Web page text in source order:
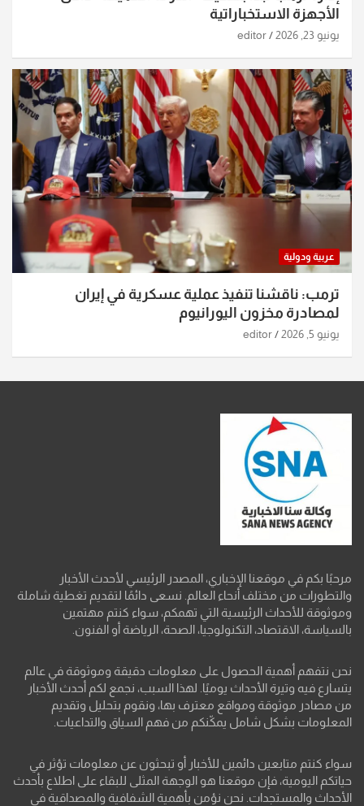
الأجهزة الاستخباراتية
يونيو 23, 2026 editor
عربية ودولية
ترمب: ناقشنا تنفيذ عملية عسكرية في إيران
لمصادرة مخزون اليورانيوم
يونيو 5, 2026 editor
مرحبًا بكم في موقعنا الإخباري، المصدر الرئيسي لأحدث الأخبار
والتطورات من مختلف أنحاء العالم. نسعى دائمًا لتقديم تغطية شاملة
وموثوقة للأحداث الرئيسية التي تهمكم، سواء كنتم مهتمين
بالسياسة، الاقتصاد، التكنولوجيا، الصحة، الرياضة أو الفنون.
نحن نتفهم أهمية الحصول على معلومات دقيقة وموثوقة في عالم
يتسارع فيه وتيرة الأحداث يوميًا. لهذا السبب، نجمع لكم أحدث الأخبار
من مصادر موثوقة ومواقع معترف بها، ونقوم بتحليل وتقديم
المعلومات بشكل شامل يمكّنكم من فهم السياق والتداعيات.
سواء كنتم متابعين دائمين للأخبار أو تبحثون عن معلومات تؤثر في
حياتكم اليومية، فإن موقعنا هو الوجهة المثلى للبقاء على اطلاع بأحدث
الأحداث والمستجدات. نحن نؤمن بأهمية الشفافية والمصداقية في